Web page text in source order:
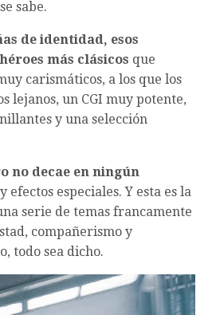
sabe.
de identidad, esos
más clásicos que
carismáticos, a los que los
lejanos, un CGI muy potente,
y una selección
no decae en ningún
efectos especiales. Y esta es la
serie de temas francamente
compañerismo y
todo sea dicho.